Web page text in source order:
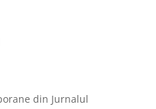
din Jurnalul